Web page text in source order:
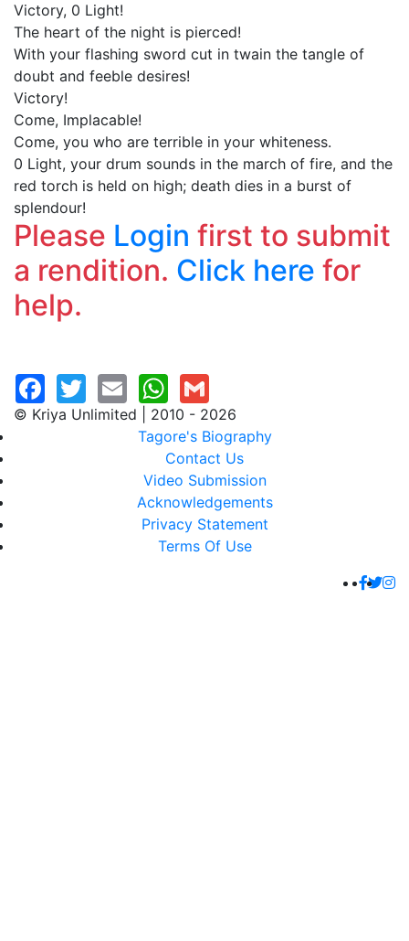
Victory, 0 Light!
The heart of the night is pierced!
With your flashing sword cut in twain the tangle of
doubt and feeble desires!
Victory!
Come, Implacable!
Come, you who are terrible in your whiteness.
0 Light, your drum sounds in the march of fire, and the
red torch is held on high; death dies in a burst of
splendour!
Please Login first to submit
a rendition. Click here for
help.
© Kriya Unlimited | 2010 - 2026
Tagore's Biography
Contact Us
Video Submission
Acknowledgements
Privacy Statement
Terms Of Use